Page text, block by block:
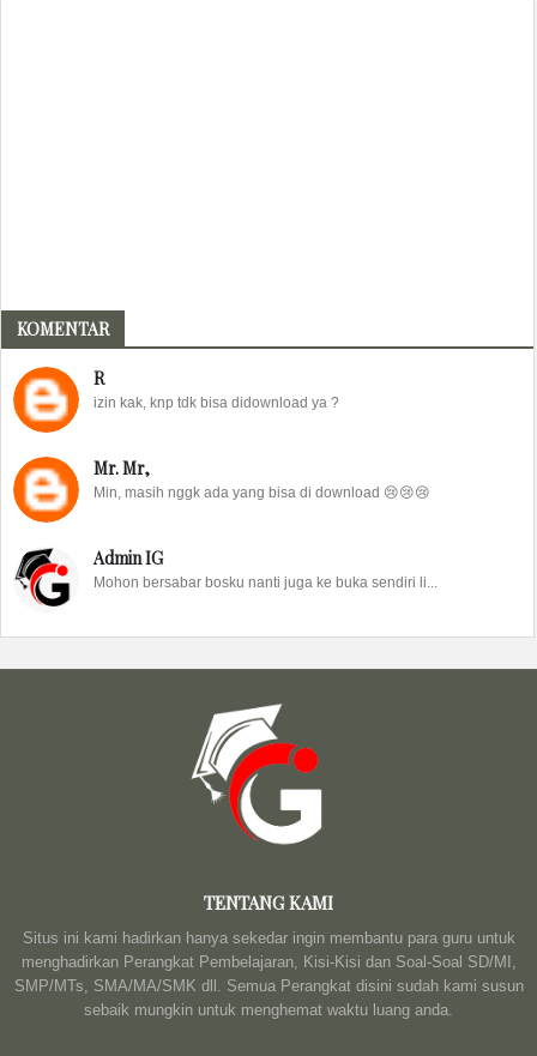
KOMENTAR
R
izin kak, knp tdk bisa didownload ya ?
Mr. Mr,
Min, masih nggk ada yang bisa di download 😢😢😢
Admin IG
Mohon bersabar bosku nanti juga ke buka sendiri li...
TENTANG KAMI
Situs ini kami hadirkan hanya sekedar ingin membantu para guru untuk
menghadirkan Perangkat Pembelajaran, Kisi-Kisi dan Soal-Soal SD/MI,
SMP/MTs, SMA/MA/SMK dll. Semua Perangkat disini sudah kami susun
sebaik mungkin untuk menghemat waktu luang anda.